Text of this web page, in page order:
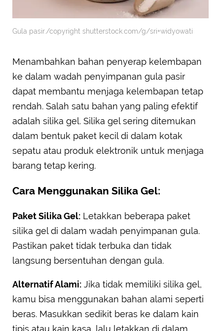
Gula pasir./copyright shutterstock.com/g/sri+widyowati
Menambahkan bahan penyerap kelembapan
ke dalam wadah penyimpanan gula pasir
dapat membantu menjaga kelembapan tetap
rendah. Salah satu bahan yang paling efektif
adalah silika gel. Silika gel sering ditemukan
dalam bentuk paket kecil di dalam kotak
sepatu atau produk elektronik untuk menjaga
barang tetap kering.
Cara Menggunakan Silika Gel:
Paket Silika Gel: Letakkan beberapa paket
silika gel di dalam wadah penyimpanan gula.
Pastikan paket tidak terbuka dan tidak
langsung bersentuhan dengan gula.
Alternatif Alami: Jika tidak memiliki silika gel,
kamu bisa menggunakan bahan alami seperti
beras. Masukkan sedikit beras ke dalam kain
tipis atau kain kasa, lalu letakkan di dalam